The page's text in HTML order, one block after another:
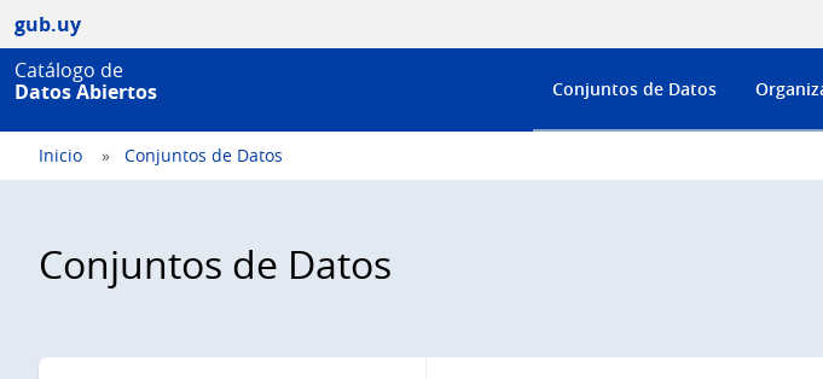
gub.uy
Catálogo de
Datos Abiertos
Conjuntos de Datos
Inicio Conjuntos de Datos
Conjuntos de Datos